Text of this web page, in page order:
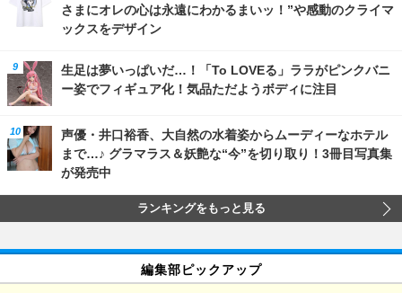
さまにオレの心は永遠にわかるまいッ！”や感動のクライマ
ックスをデザイン
生足は夢いっぱいだ…！「To LOVEる」ララがピンクバニ
ー姿でフィギュア化！気品ただようボディに注目
声優・井口裕香、大自然の水着姿からムーディーなホテル
まで…♪ グラマラス＆妖艶な“今”を切り取り！3冊目写真集
が発売中
ランキングをもっと見る
編集部ピックアップ